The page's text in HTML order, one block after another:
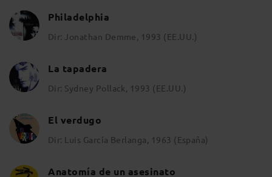
Philadelphia
Dir: Jonathan Demme, 1993 (EE.UU.)
La tapadera
Dir: Sydney Pollack, 1993 (EE.UU.)
El verdugo
Dir: Luis García Berlanga, 1963 (España)
Anatomía de un asesinato